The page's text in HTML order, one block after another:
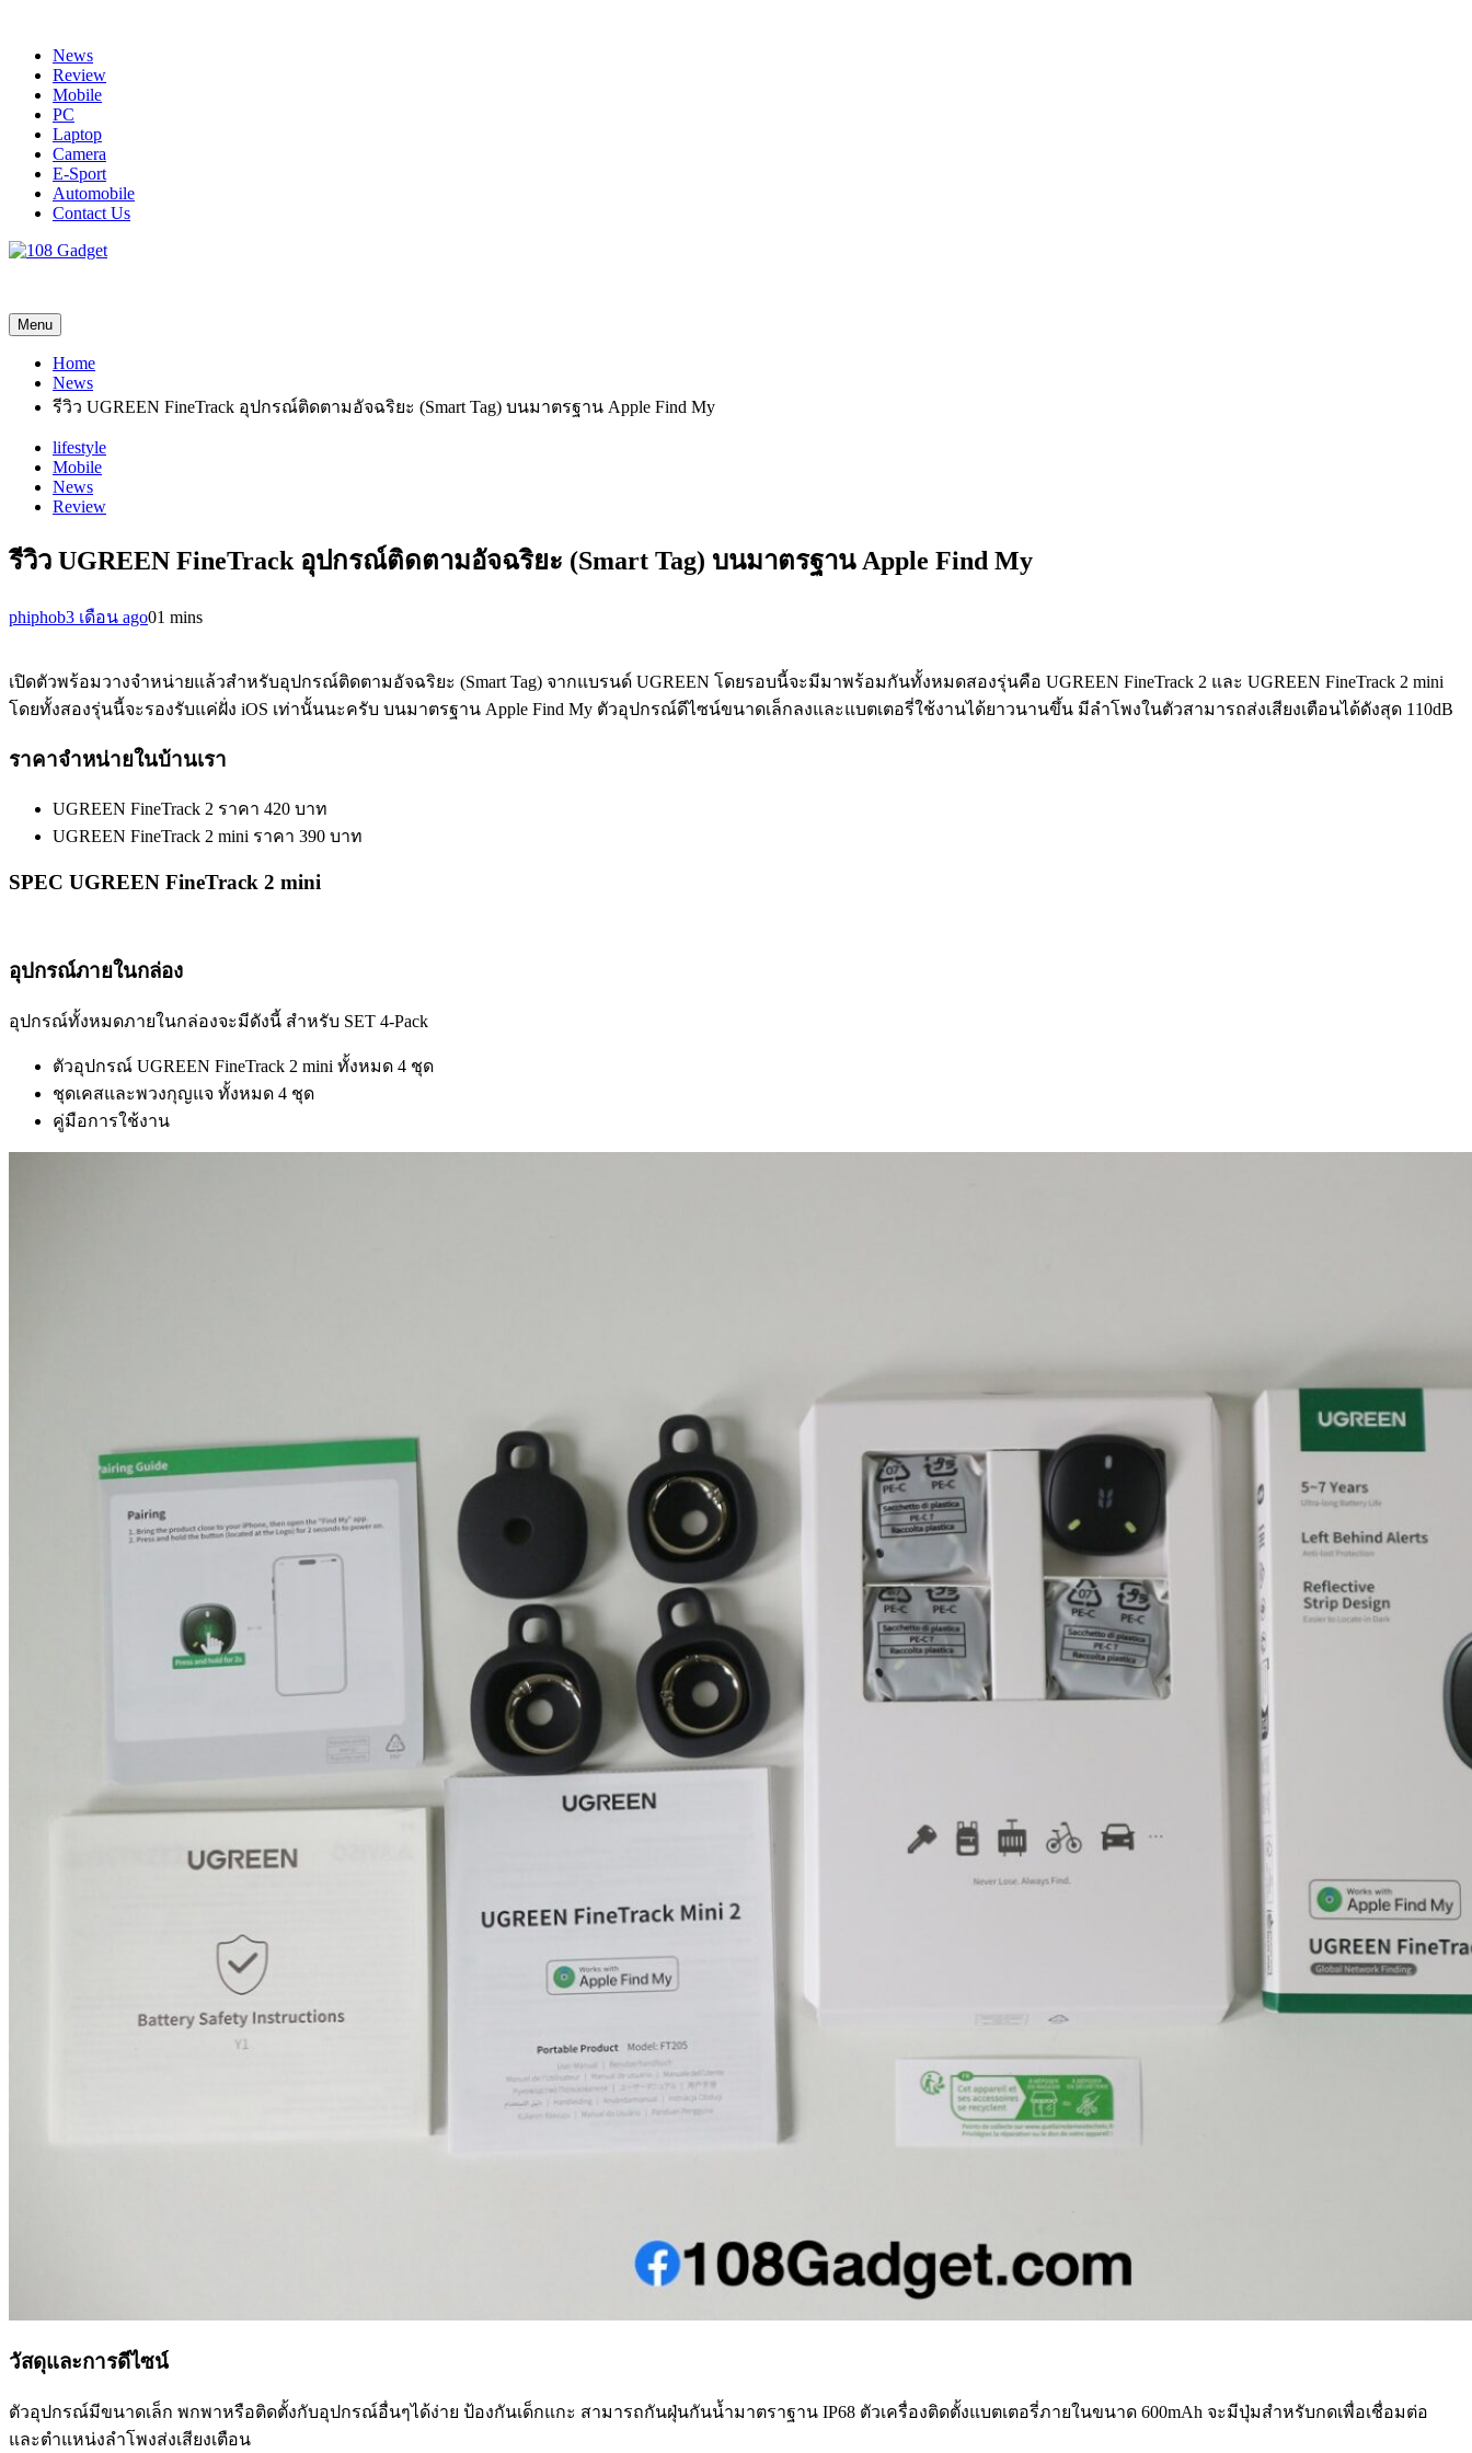
contentNews
Review
Mobile
PC
Laptop
Camera
E-Sport
Automobile
Contact Us
Menu
Home
News
รีวิว UGREEN FineTrack อุปกรณ์ติดตามอัจฉริยะ (Smart Tag) บนมาตรฐาน Apple Find My
lifestyle
Mobile
News
Review
รีวิว UGREEN FineTrack อุปกรณ์ติดตามอัจฉริยะ (Smart Tag) บนมาตรฐาน Apple Find My
phiphob3 เดือน ago01 mins
เปิดตัวพร้อมวางจำหน่ายแล้วสำหรับอุปกรณ์ติดตามอัจฉริยะ (Smart Tag) จากแบรนด์ UGREEN โดยรอบนี้จะมีมาพร้อมกันทั้งหมดสองรุ่นคือ UGREEN FineTrack 2 และ UGREEN FineTrack 2 mini
โดยทั้งสองรุ่นนี้จะรองรับแค่ฝั่ง iOS เท่านั้นนะครับ บนมาตรฐาน Apple Find My ตัวอุปกรณ์ดีไซน์ขนาดเล็กลงและแบตเตอรี่ใช้งานได้ยาวนานขึ้น มีลำโพงในตัวสามารถส่งเสียงเตือนได้ดังสุด 110dB
ราคาจำหน่ายในบ้านเรา
UGREEN FineTrack 2 ราคา 420 บาท
UGREEN FineTrack 2 mini ราคา 390 บาท
SPEC UGREEN FineTrack 2 mini
อุปกรณ์ภายในกล่อง
อุปกรณ์ทั้งหมดภายในกล่องจะมีดังนี้ สำหรับ SET 4-Pack
ตัวอุปกรณ์ UGREEN FineTrack 2 mini ทั้งหมด 4 ชุด
ชุดเคสและพวงกุญแจ ทั้งหมด 4 ชุด
คู่มือการใช้งาน
วัสดุและการดีไซน์
ตัวอุปกรณ์มีขนาดเล็ก พกพาหรือติดตั้งกับอุปกรณ์อื่นๆได้ง่าย ป้องกันเด็กแกะ สามารถกันฝุ่นกันน้ำมาตราฐาน IP68 ตัวเครื่องติดตั้งแบตเตอรี่ภายในขนาด 600mAh จะมีปุ่มสำหรับกดเพื่อเชื่อมต่อ
และตำแหน่งลำโพงส่งเสียงเตือน